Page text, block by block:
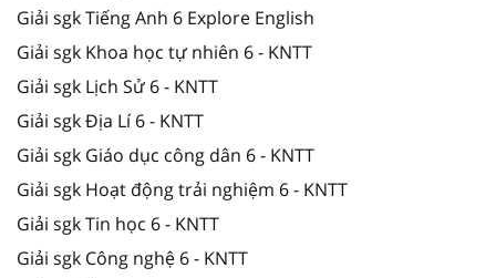
Giải sgk Tiếng Anh 6 Explore English
Giải sgk Khoa học tự nhiên 6 - KNTT
Giải sgk Lịch Sử 6 - KNTT
Giải sgk Địa Lí 6 - KNTT
Giải sgk Giáo dục công dân 6 - KNTT
Giải sgk Hoạt động trải nghiệm 6 - KNTT
Giải sgk Tin học 6 - KNTT
Giải sgk Công nghệ 6 - KNTT